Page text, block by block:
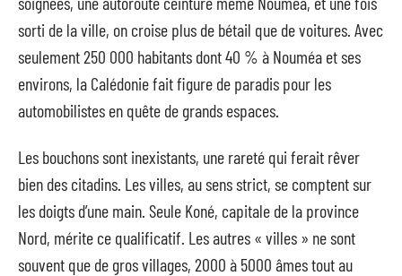
sorti de la ville, on croise plus de bétail que de voitures. Avec
seulement 250 000 habitants dont 40 % à Nouméa et ses
environs, la Calédonie fait figure de paradis pour les
automobilistes en quête de grands espaces.
Les bouchons sont inexistants, une rareté qui ferait rêver
bien des citadins. Les villes, au sens strict, se comptent sur
les doigts d’une main. Seule Koné, capitale de la province
Nord, mérite ce qualificatif. Les autres « villes » ne sont
souvent que de gros villages, 2000 à 5000 âmes tout au